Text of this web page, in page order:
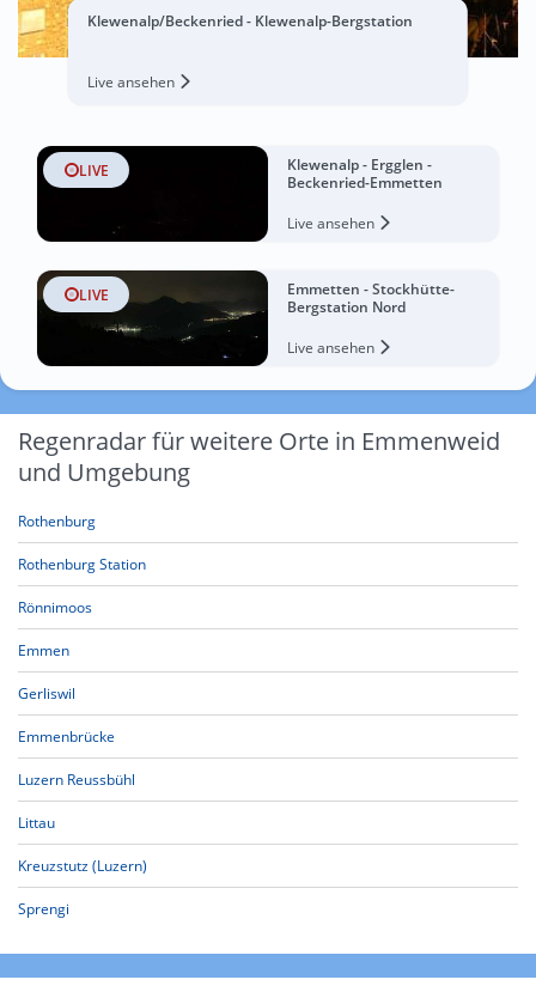
Klewenalp/Beckenried - Klewenalp-Bergstation
Live ansehen
LIVE
Klewenalp - Ergglen -
Beckenried-Emmetten
Live ansehen
LIVE
Emmetten - Stockhütte-
Bergstation Nord
Live ansehen
Regenradar für weitere Orte in Emmenweid
und Umgebung
Rothenburg
Rothenburg Station
Rönnimoos
Emmen
Gerliswil
Emmenbrücke
Luzern Reussbühl
Littau
Kreuzstutz (Luzern)
Sprengi